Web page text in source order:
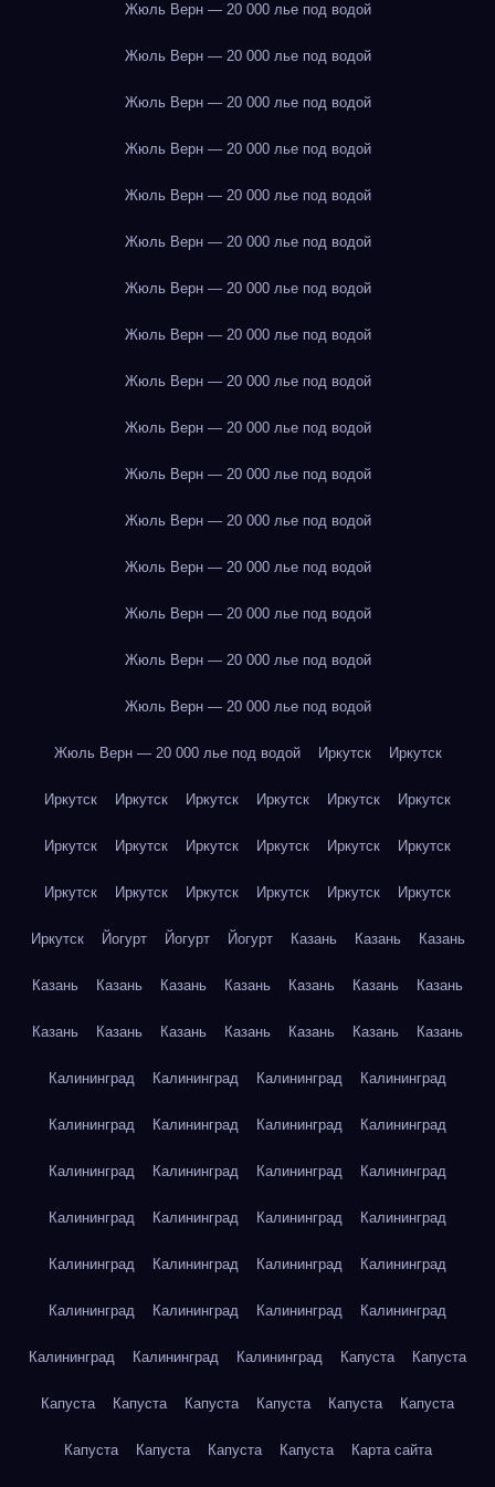
Жюль Верн — 20 000 лье под водой
Жюль Верн — 20 000 лье под водой
Жюль Верн — 20 000 лье под водой
Жюль Верн — 20 000 лье под водой
Жюль Верн — 20 000 лье под водой
Жюль Верн — 20 000 лье под водой
Жюль Верн — 20 000 лье под водой
Жюль Верн — 20 000 лье под водой
Жюль Верн — 20 000 лье под водой
Жюль Верн — 20 000 лье под водой
Жюль Верн — 20 000 лье под водой
Жюль Верн — 20 000 лье под водой
Жюль Верн — 20 000 лье под водой
Жюль Верн — 20 000 лье под водой
Жюль Верн — 20 000 лье под водой
Жюль Верн — 20 000 лье под водой
Жюль Верн — 20 000 лье под водой Иркутск Иркутск
Иркутск Иркутск Иркутск Иркутск Иркутск Иркутск
Иркутск Иркутск Иркутск Иркутск Иркутск Иркутск
Иркутск Иркутск Иркутск Иркутск Иркутск Иркутск
Иркутск Йогурт Йогурт Йогурт Казань Казань Казань
Казань Казань Казань Казань Казань Казань Казань
Казань Казань Казань Казань Казань Казань Казань
Калининград Калининград Калининград Калининград
Калининград Калининград Калининград Калининград
Калининград Калининград Калининград Калининград
Калининград Калининград Калининград Калининград
Калининград Калининград Калининград Калининград
Калининград Калининград Калининград Калининград
Калининград Калининград Калининград Капуста Капуста
Капуста Капуста Капуста Капуста Капуста Капуста
Капуста Капуста Капуста Капуста Карта сайта